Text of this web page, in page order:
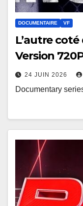
DOCUMENTAIRE VF
L’autre coté
Version
24 JUIN 2026
Documentary